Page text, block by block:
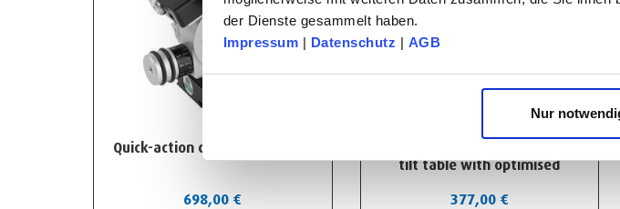
der Dienste gesammelt haben.
Impressum | Datenschutz | AGB
Nur
Quick-action clamp swivel unit
698,00 €
SWA39 Quick-action clamps
tilt table with optimised
377,00 €